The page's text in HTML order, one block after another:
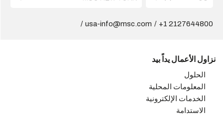
+1 2127644800
usa-info@msc.com
نزاول الأعمال يداً بيد
الحلول
المعلومات المحلية
الخدمات الإلكترونية
الاستدامة